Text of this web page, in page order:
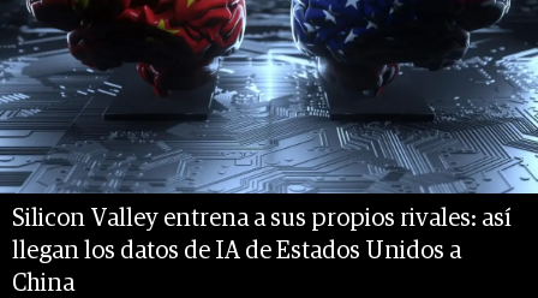
Silicon Valley entrena a sus propios rivales: así
llegan los datos de IA de Estados Unidos a
China